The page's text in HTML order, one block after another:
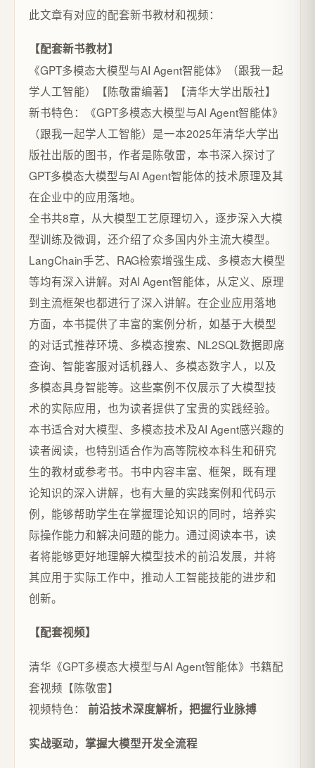
此文章有对应的配套新书教材和视频：
【配套新书教材】
《GPT多模态大模型与AI Agent智能体》（跟我一起
学人工智能）【陈敬雷编著】【清华大学出版社】
新书特色：《GPT多模态大模型与AI Agent智能体》
（跟我一起学人工智能）是一本2025年清华大学出
版社出版的图书，作者是陈敬雷，本书深入探讨了
GPT多模态大模型与AI Agent智能体的技术原理及其
在企业中的应用落地。
全书共8章，从大模型工艺原理切入，逐步深入大模
型训练及微调，还介绍了众多国内外主流大模型。
LangChain手艺、RAG检索增强生成、多模态大模型
等均有深入讲解。对AI Agent智能体，从定义、原理
到主流框架也都进行了深入讲解。在企业应用落地
方面，本书提供了丰富的案例分析，如基于大模型
的对话式推荐环境、多模态搜索、NL2SQL数据即席
查询、智能客服对话机器人、多模态数字人，以及
多模态具身智能等。这些案例不仅展示了大模型技
术的实际应用，也为读者提供了宝贵的实践经验。
本书适合对大模型、多模态技术及AI Agent感兴趣的
读者阅读，也特别适合作为高等院校本科生和研究
生的教材或参考书。书中内容丰富、框架，既有理
论知识的深入讲解，也有大量的实践案例和代码示
例，能够帮助学生在掌握理论知识的同时，培养实
际操作能力和解决问题的能力。通过阅读本书，读
者将能够更好地理解大模型技术的前沿发展，并将
其应用于实际工作中，推动人工智能技能的进步和
创新。
【配套视频】
清华《GPT多模态大模型与AI Agent智能体》书籍配
套视频【陈敬雷】
视频特色： 前沿技术深度解析，把握行业脉搏
实战驱动，掌握大模型开发全流程